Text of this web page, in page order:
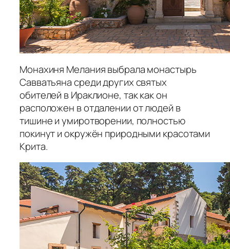
Монахиня Мелания выбрала монастырь
Савватьяна среди других святых
обителей в Ираклионе, так как он
расположен в отдалении от людей в
тишине и умиротворении, полностью
покинут и окружён природными красотами
Крита.